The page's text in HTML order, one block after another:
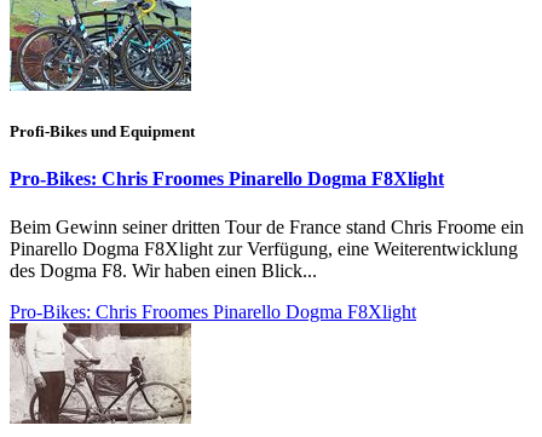
Profi-Bikes und Equipment
Pro-Bikes: Chris Froomes Pinarello Dogma F8Xlight
Beim Gewinn seiner dritten Tour de France stand Chris Froome ein
Pinarello Dogma F8Xlight zur Verfügung, eine Weiterentwicklung
des Dogma F8. Wir haben einen Blick...
Pro-Bikes: Chris Froomes Pinarello Dogma F8Xlight